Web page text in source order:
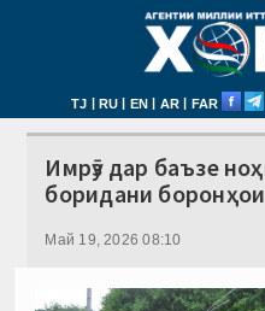
TJ | RU | EN | AR | FAR
Имрӯз дар баъзе
боридани
Май 19, 2026 08:10